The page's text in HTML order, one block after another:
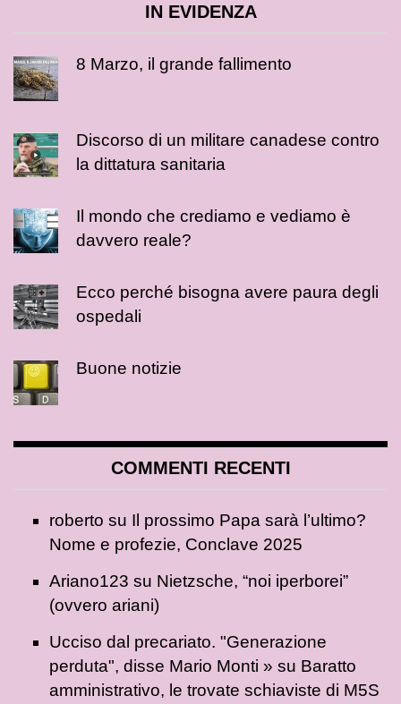
IN EVIDENZA
8 Marzo, il grande fallimento
Discorso di un militare canadese contro
la dittatura sanitaria
Il mondo che crediamo e vediamo è
davvero reale?
Ecco perché bisogna avere paura degli
ospedali
Buone notizie
COMMENTI RECENTI
roberto su Il prossimo Papa sarà l’ultimo?
Nome e profezie, Conclave 2025
Ariano123 su Nietzsche, “noi iperborei”
(ovvero ariani)
Ucciso dal precariato. "Generazione
perduta", disse Mario Monti » su Baratto
amministrativo, le trovate schiaviste di M5S